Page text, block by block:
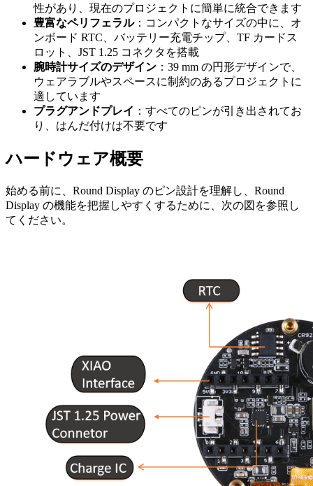
性があり、現在のプロジェクトに簡単に統合できます
豊富なペリフェラル：コンパクトなサイズの中に、オ
ンボード RTC、バッテリー充電チップ、TF カードス
ロット、JST 1.25 コネクタを搭載
腕時計サイズのデザイン ：39 mm の円形デザインで、
ウェアラブルやスペースに制約のあるプロジェクトに
適しています
プラグアンドプレイ ：すべてのピンが引き出されてお
り、はんだ付けは不要です
ハードウェア概要
始める前に、Round Display のピン設計を理解し、Round
Display の機能を把握しやすくするために、次の図を参照し
てください。